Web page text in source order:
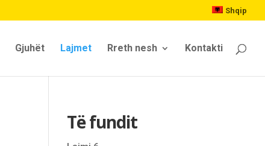
Shqip
Gjuhët Lajmet Rreth nesh Kontakti
Të fundit